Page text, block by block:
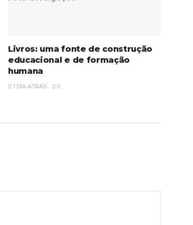
Livros: uma fonte de construção
educacional e de formação
humana
1 DIA ATRÁS 0